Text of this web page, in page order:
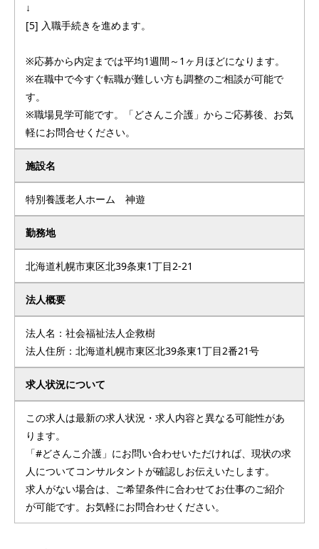
↓
[5] 入職手続きを進めます。
※応募から内定までは平均1週間～1ヶ月ほどになります。
※在職中で今すぐ転職が難しい方も調整のご相談が可能で
す。
※職場見学可能です。「どさんこ介護」からご応募後、お気
軽にお問合せください。
施設名
特別養護老人ホーム 神遊
勤務地
北海道札幌市東区北39条東1丁目2-21
法人概要
法人名：社会福祉法人企救樹
法人住所：北海道札幌市東区北39条東1丁目2番21号
求人状況について
この求人は最新の求人状況・求人内容と異なる可能性があ
ります。
「#どさんこ介護」にお問い合わせいただければ、現状の求
人についてコンサルタントが確認しお伝えいたします。
求人がない場合は、ご希望条件に合わせてお仕事のご紹介
が可能です。お気軽にお問合わせください。